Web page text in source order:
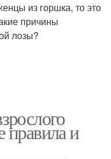
из горшка, то это
причины
лозы?
правила и